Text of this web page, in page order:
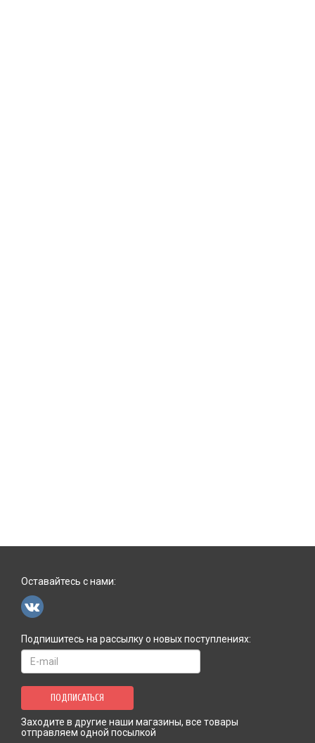
Оставайтесь с нами:
Подпишитесь на рассылку о новых поступлениях:
ПОДПИСАТЬСЯ
Заходите в другие наши магазины, все товары
отправляем одной посылкой